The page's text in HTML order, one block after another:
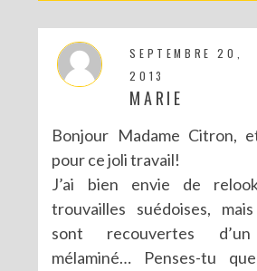
SEPTEMBRE 20,
2013
MARIE
Bonjour Madame Citron,
pour ce joli travail!
J’ai bien envie de
trouvailles suédoises,
sont recouvertes d’un
mélaminé… Penses-tu